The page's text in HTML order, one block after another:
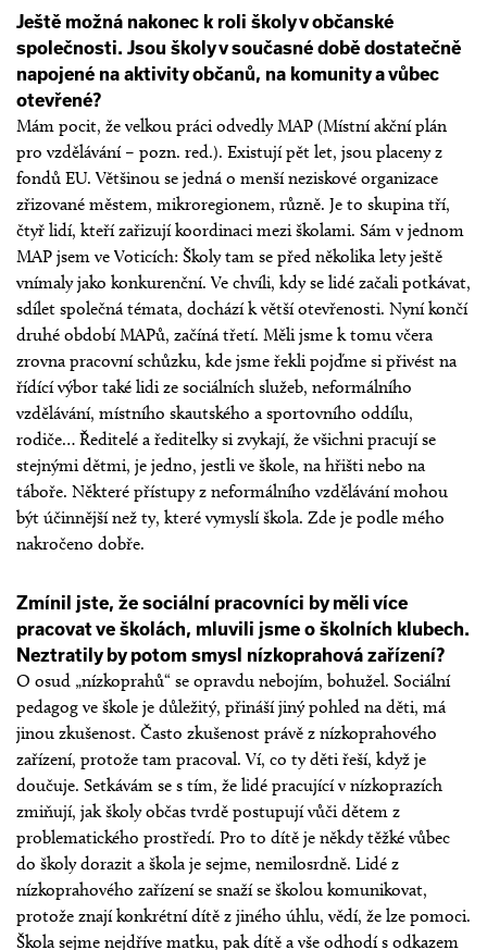
Ještě možná nakonec k roli školy v občanské
společnosti. Jsou školy v současné době dostatečně
napojené na aktivity občanů, na komunity a vůbec
otevřené?
Mám pocit, že velkou práci odvedly MAP (Místní akční plán
pro vzdělávání – pozn. red.). Existují pět let, jsou placeny z
fondů EU. Většinou se jedná o menší neziskové organizace
zřizované městem, mikroregionem, různě. Je to skupina tří,
čtyř lidí, kteří zařizují koordinaci mezi školami. Sám v jednom
MAP jsem ve Voticích: Školy tam se před několika lety ještě
vnímaly jako konkurenční. Ve chvíli, kdy se lidé začali potkávat,
sdílet společná témata, dochází k větší otevřenosti. Nyní končí
druhé období MAPů, začíná třetí. Měli jsme k tomu včera
zrovna pracovní schůzku, kde jsme řekli pojďme si přivést na
řídící výbor také lidi ze sociálních služeb, neformálního
vzdělávání, místního skautského a sportovního oddílu,
rodiče… Ředitelé a ředitelky si zvykají, že všichni pracují se
stejnými dětmi, je jedno, jestli ve škole, na hřišti nebo na
táboře. Některé přístupy z neformálního vzdělávání mohou
být účinnější než ty, které vymyslí škola. Zde je podle mého
nakročeno dobře.
Zmínil jste, že sociální pracovníci by měli více
pracovat ve školách, mluvili jsme o školních klubech.
Neztratily by potom smysl nízkoprahová zařízení?
O osud „nízkoprahů“ se opravdu nebojím, bohužel. Sociální
pedagog ve škole je důležitý, přináší jiný pohled na děti, má
jinou zkušenost. Často zkušenost právě z nízkoprahového
zařízení, protože tam pracoval. Ví, co ty děti řeší, když je
doučuje. Setkávám se s tím, že lidé pracující v nízkoprazích
zmiňují, jak školy občas tvrdě postupují vůči dětem z
problematického prostředí. Pro to dítě je někdy těžké vůbec
do školy dorazit a škola je sejme, nemilosrdně. Lidé z
nízkoprahového zařízení se snaží se školou komunikovat,
protože znají konkrétní dítě z jiného úhlu, vědí, že lze pomoci.
Škola sejme nejdříve matku, pak dítě a vše odhodí s odkazem